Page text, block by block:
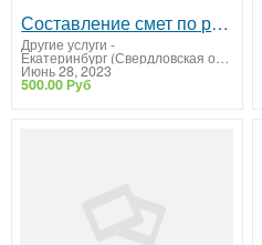
Составление смет по регионам России
Другие услуги -
Екатеринбург (Свердловская область)
Июнь 28, 2023
500.00 Руб